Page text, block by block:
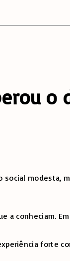
social modesta,
a conheciam.
forte